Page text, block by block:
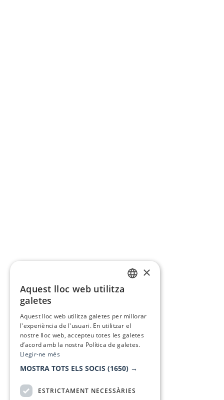
×
Aquest lloc web utilitza
galetes
Aquest lloc web utilitza galetes per millorar
l'experiència de l'usuari. En utilitzar el
nostre lloc web, accepteu totes les galetes
d’acord amb la nostra Política de galetes.
Llegir-ne més
MOSTRA TOTS ELS SOCIS (1650) →
ESTRICTAMENT NECESSÀRIES